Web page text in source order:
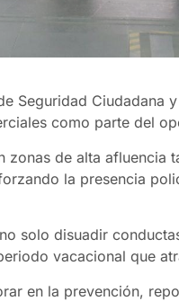
Seguridad Ciudadana
como parte del
de alta afluencia
la presencia
solo disuadir
vacacional que
en la prevención,